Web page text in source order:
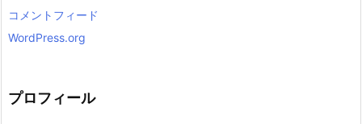
コメントフィード
WordPress.org
プロフィール